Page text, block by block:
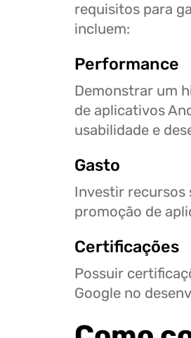
requisitos para
incluem:
Performance
Demonstrar um
de aplicativos
usabilidade e
Gasto
Investir recursos
promoção de
Certificações
Possuir
Google no